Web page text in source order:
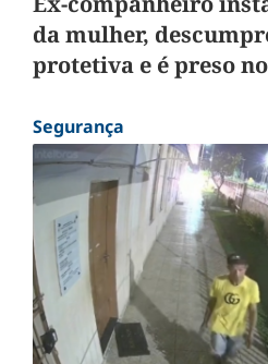
da mulher,
protetiva e é preso
Segurança